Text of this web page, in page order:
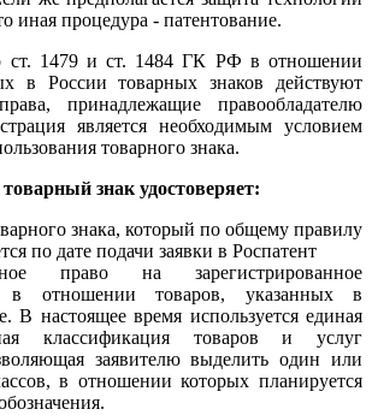
иная процедура - патентование.
ст. 1479 и ст. 1484 ГК РФ в отношении
в России товарных знаков действуют
принадлежащие правообладателю
является необходимым условием
товарного знака.
знак удостоверяет:
знака, который по общему правилу
по дате подачи заявки в Роспатент
право на зарегистрированное
в отношении товаров, указанных в
В настоящее время используется единая
классификация товаров и услуг
заявителю выделить один или
в отношении которых планируется